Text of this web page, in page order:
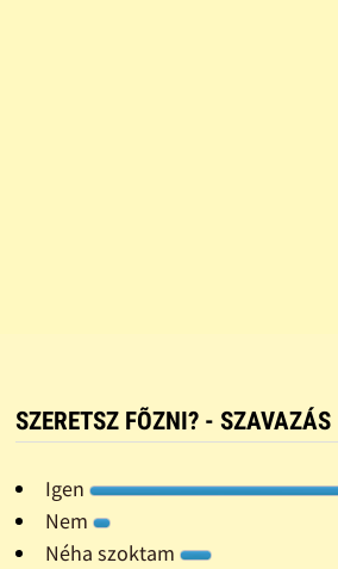
SZERETSZ FÕZNI? - SZAVAZÁS
Igen
Nem
Néha szoktam